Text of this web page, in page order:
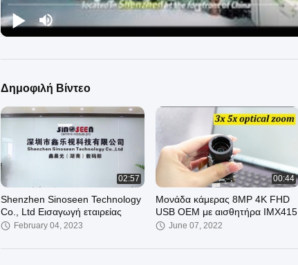
Δημοφιλή Βίντεο
02:57
Shenzhen Sinoseen Technology
Co., Ltd Εισαγωγή εταιρείας
February 04, 2023
00:44
Μονάδα κάμερας 8MP 4K FHD
USB OEM με αισθητήρα IMX415
June 07, 2022